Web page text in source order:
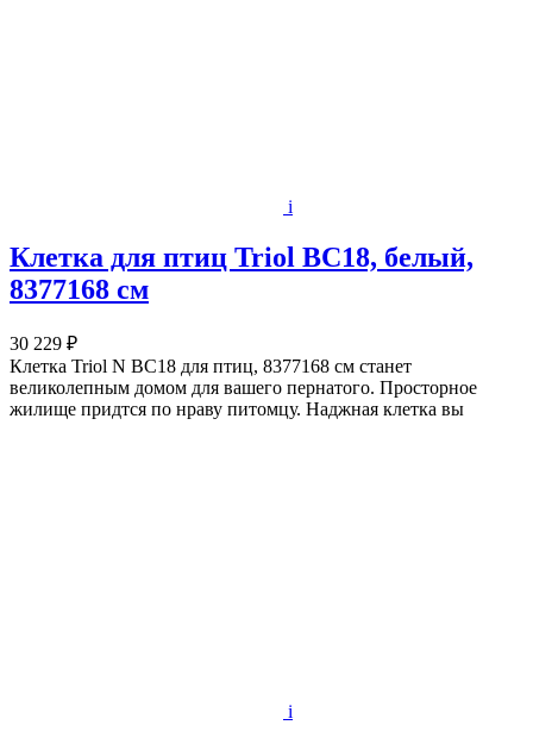
i
Клетка для птиц Triol BC18, белый,
8377168 см
30 229 ₽
Клетка Triol N BC18 для птиц, 8377168 см станет
великолепным домом для вашего пернатого. Просторное
жилище придтся по нраву питомцу. Наджная клетка вы
i